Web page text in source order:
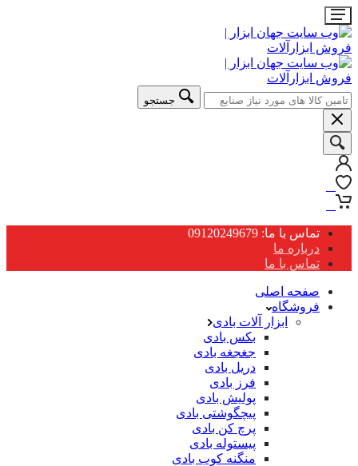
جستجو
تماس با ما: 09120249679
درباره ما
تماس با ما
صفحه اصلی
فروشگاه
ابزار آلات بادی
بکس بادی
جغجغه بادی
دریل بادی
فرز بادی
پولیش بادی
پیچگوشتی بادی
پرچ کن بادی
پیستوله بادی
منگنه کوب بادی